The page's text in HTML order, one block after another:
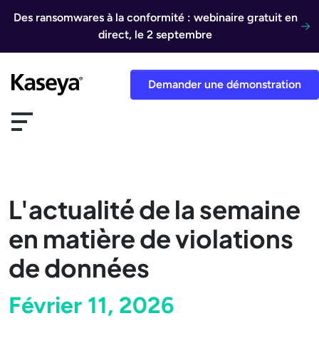
Des ransomwares à la conformité : webinaire gratuit en
direct, le 2 septembre
Demander une démonstration
L'actualité de la semaine
en matière de violations
de données
Février 11, 2026